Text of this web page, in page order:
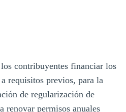
contribuyentes financiar los
requisitos previos, para la
de regularización de
renovar permisos anuales